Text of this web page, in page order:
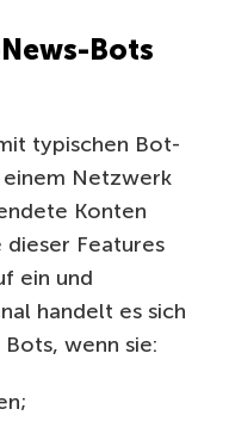
Bots
typischen Bot-
Netzwerk
Konten
Features
ein und
handelt es sich
wenn sie: